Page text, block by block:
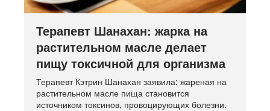
Терапевт Шанахан: жарка на
растительном масле делает
пищу токсичной для организма
Терапевт Кэтрин Шанахан заявила: жареная на
растительном масле пища становится
источником токсинов, провоцирующих болезни.